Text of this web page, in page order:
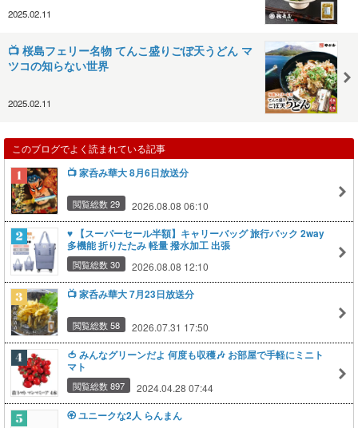
2025.02.11
📺️ 桜島フェリー名物 てんこ盛りごぼ天うどん マ
ツコの知らない世界
2025.02.11
このブログでよく読まれている記事
📺️ 家呑み華大 8月6日放送分
閲覧総数 29 2026.08.08 06:10
♥️ 【スーパーセール半額】キャリーバッグ 旅行バック 2way
多機能 折りたたみ 軽量 撥水加工 出張
閲覧総数 30 2026.08.08 12:10
📺️ 家呑み華大 7月23日放送分
閲覧総数 58 2026.07.31 17:50
🍅 みんなグリーンだよ 何度も収穫🎶 お部屋で手軽にミニト
マト
閲覧総数 897 2024.04.28 07:44
🏵️ ユニークな2人 らんまん